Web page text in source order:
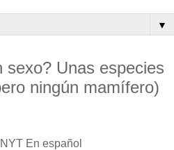
▼
sexo? Unas especies
ningún mamífero)
En español